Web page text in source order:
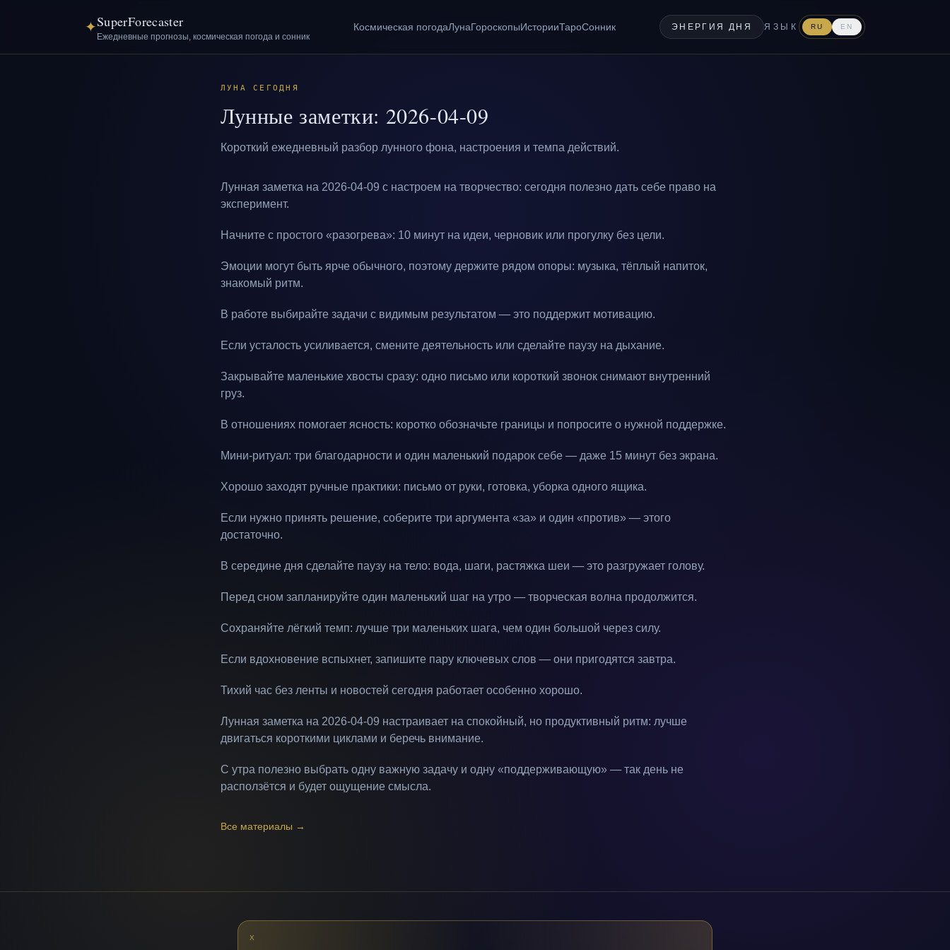
✦SuperForecaster
Ежедневные прогнозы, космическая погода и сонник
Космическая погодаЛунаГороскопыИсторииТароСонник ЭНЕРГИЯ ДНЯ ЯЗЫК RU EN
ЛУНА СЕГОДНЯ
Лунные заметки: 2026-04-09
Короткий ежедневный разбор лунного фона, настроения и темпа действий.
Лунная заметка на 2026-04-09 с настроем на творчество: сегодня полезно дать себе право на
эксперимент.
Начните с простого «разогрева»: 10 минут на идеи, черновик или прогулку без цели.
Эмоции могут быть ярче обычного, поэтому держите рядом опоры: музыка, тёплый напиток,
знакомый ритм.
В работе выбирайте задачи с видимым результатом — это поддержит мотивацию.
Если усталость усиливается, смените деятельность или сделайте паузу на дыхание.
Закрывайте маленькие хвосты сразу: одно письмо или короткий звонок снимают внутренний
груз.
В отношениях помогает ясность: коротко обозначьте границы и попросите о нужной поддержке.
Мини-ритуал: три благодарности и один маленький подарок себе — даже 15 минут без экрана.
Хорошо заходят ручные практики: письмо от руки, готовка, уборка одного ящика.
Если нужно принять решение, соберите три аргумента «за» и один «против» — этого
достаточно.
В середине дня сделайте паузу на тело: вода, шаги, растяжка шеи — это разгружает голову.
Перед сном запланируйте один маленький шаг на утро — творческая волна продолжится.
Сохраняйте лёгкий темп: лучше три маленьких шага, чем один большой через силу.
Если вдохновение вспыхнет, запишите пару ключевых слов — они пригодятся завтра.
Тихий час без ленты и новостей сегодня работает особенно хорошо.
Лунная заметка на 2026-04-09 настраивает на спокойный, но продуктивный ритм: лучше
двигаться короткими циклами и беречь внимание.
С утра полезно выбрать одну важную задачу и одну «поддерживающую» — так день не
расползётся и будет ощущение смысла.
Все материалы →
X